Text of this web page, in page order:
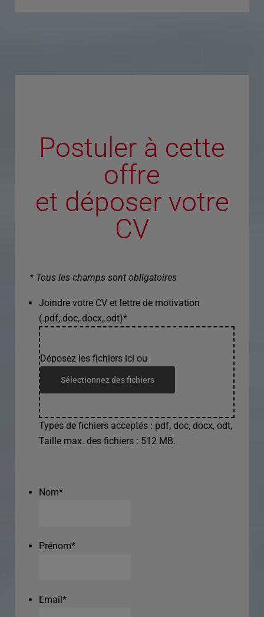
Postuler à cette
offre
et déposer votre
CV
* Tous les champs sont obligatoires
Joindre votre CV et lettre de motivation
(.pdf,.doc,.docx,.odt)*
Déposez les fichiers ici ou
Sélectionnez des fichiers
Types de fichiers acceptés : pdf, doc, docx, odt,
Taille max. des fichiers : 512 MB.
Nom*
Prénom*
Email*